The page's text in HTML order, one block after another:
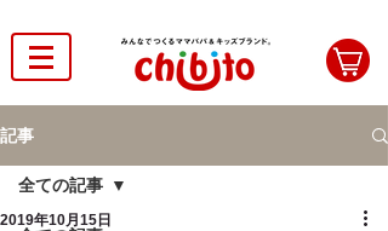
記事
全ての記事
2019年10月15日